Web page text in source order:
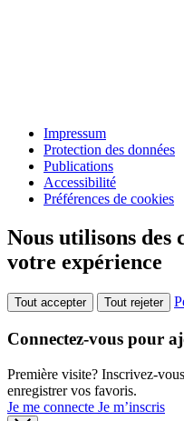
Impressum
Protection des données
Publications
Accessibilité
Préférences de cookies
Nous utilisons
votre expérience
Tout accepter Tout rejeter
Connectez-vous pour
Première visite? Inscrivez-
enregistrer vos favoris.
Je me connecte Je m’inscris